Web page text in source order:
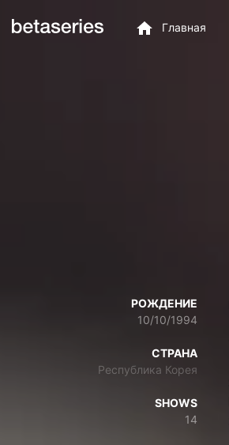
Главная
РОЖДЕНИЕ
10/10/1994
СТРАНА
Республика Корея
SHOWS
14